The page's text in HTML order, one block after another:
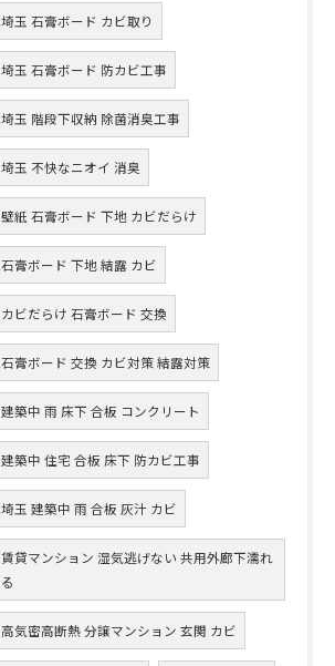
埼玉 石膏ボード カビ取り
埼玉 石膏ボード 防カビ工事
埼玉 階段下収納 除菌消臭工事
埼玉 不快なニオイ 消臭
壁紙 石膏ボード 下地 カビだらけ
石膏ボード 下地 結露 カビ
カビだらけ 石膏ボード 交換
石膏ボード 交換 カビ対策 結露対策
建築中 雨 床下 合板 コンクリート
建築中 住宅 合板 床下 防カビ工事
埼玉 建築中 雨 合板 灰汁 カビ
賃貸マンション 湿気逃げない 共用外廊下濡れ
る
高気密高断熱 分譲マンション 玄関 カビ